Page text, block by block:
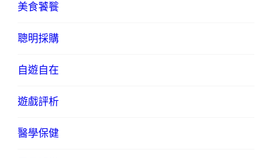
美食饕餮
聰明採購
自遊自在
遊戲評析
醫學保健